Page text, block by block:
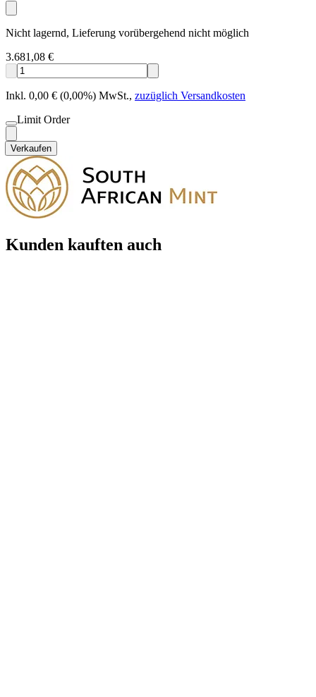
Nicht lagernd, Lieferung vorübergehend nicht möglich
3.681,08 €
Inkl. 0,00 € (0,00%) MwSt., zuzüglich Versandkosten
Limit Order
Verkaufen
Kunden kauften auch